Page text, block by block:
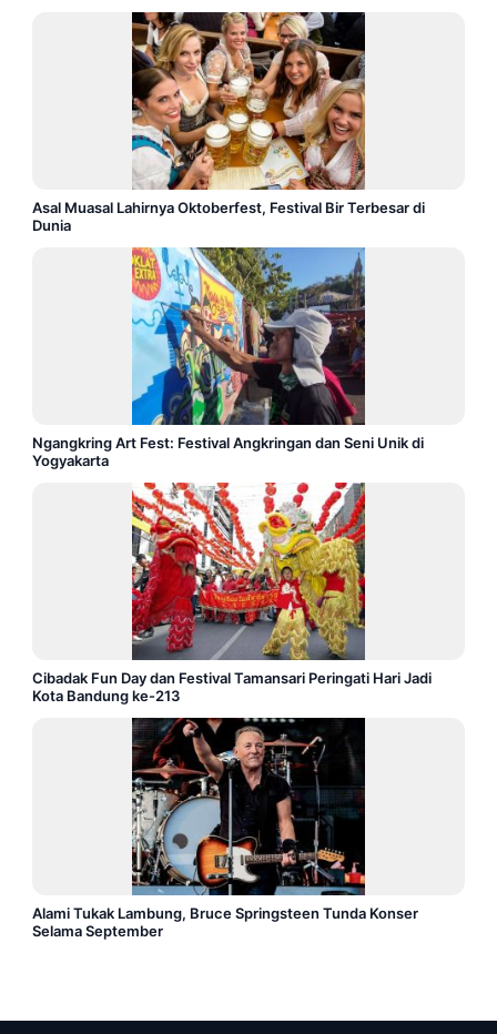
Asal Muasal Lahirnya Oktoberfest, Festival Bir Terbesar di
Dunia
Ngangkring Art Fest: Festival Angkringan dan Seni Unik di
Yogyakarta
Cibadak Fun Day dan Festival Tamansari Peringati Hari Jadi
Kota Bandung ke-213
Alami Tukak Lambung, Bruce Springsteen Tunda Konser
Selama September